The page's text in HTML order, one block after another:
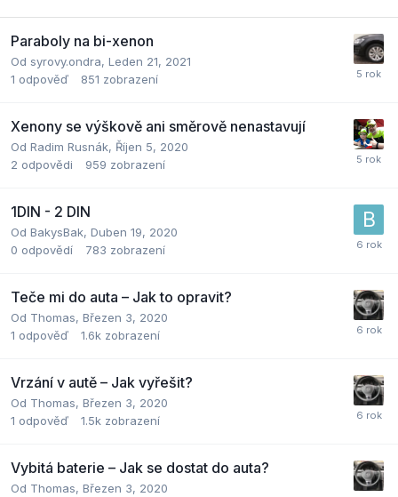
Paraboly na bi-xenon
Od syrovy.ondra, Leden 21, 2021
1 odpověď 851 zobrazení
Xenony se výškově ani směrově nenastavují
Od Radim Rusnák, Říjen 5, 2020
2 odpovědi 959 zobrazení
1DIN - 2 DIN
Od BakysBak, Duben 19, 2020
0 odpovědí 783 zobrazení
Teče mi do auta – Jak to opravit?
Od Thomas, Březen 3, 2020
1 odpověď 1.6k zobrazení
Vrzání v autě – Jak vyřešit?
Od Thomas, Březen 3, 2020
1 odpověď 1.5k zobrazení
Vybitá baterie – Jak se dostat do auta?
Od Thomas, Březen 3, 2020